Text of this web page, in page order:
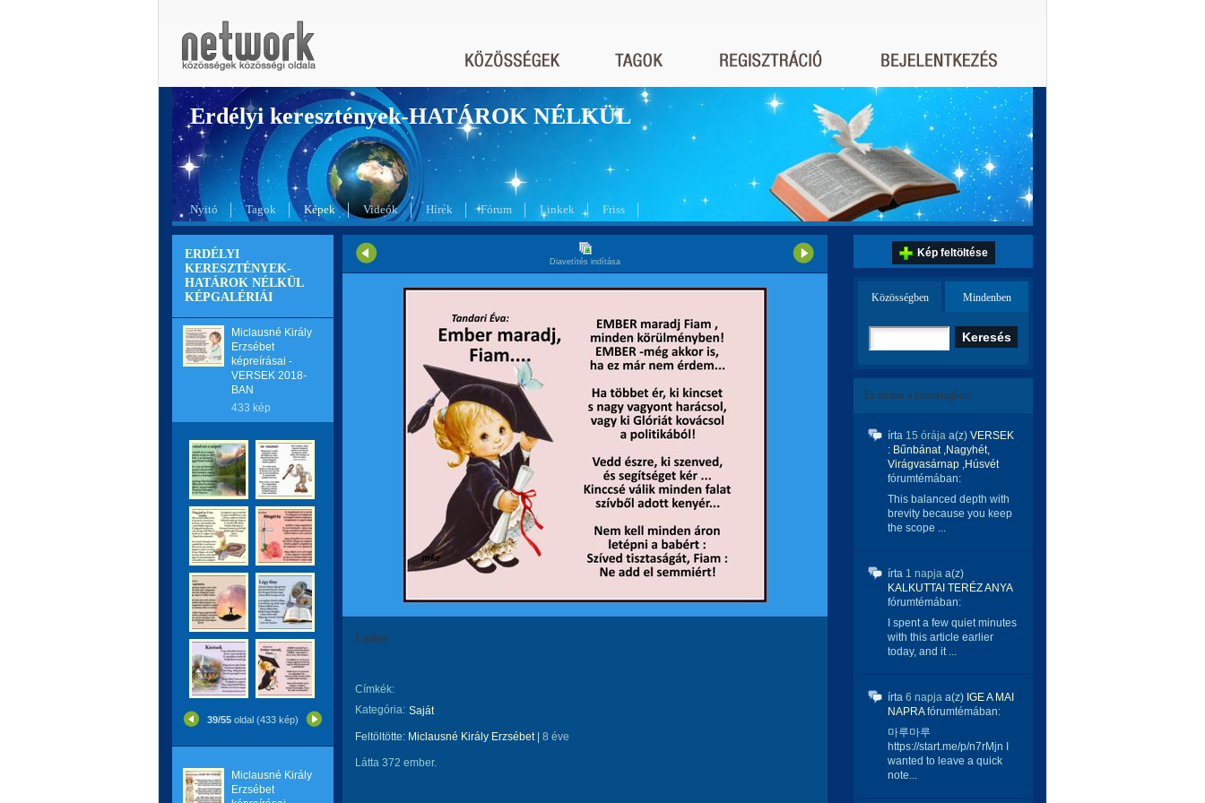
Erdélyi keresztények-HATÁROK NÉLKÜL
Nyitó Tagok Képek Videók Hírek Fórum Linkek Friss
ERDÉLYI
KERESZTÉNYEK-
HATÁROK NÉLKÜL
KÉPGALÉRIÁI
Miclausné Király
Erzsébet
képreírásai -
VERSEK 2018-
BAN
433 kép
39/55 oldal (433 kép)
Miclausné Király
Erzsébet
Diavetítés indítása
Ember
Címkék:
Kategória: Saját
Feltöltötte: Miclausné Király Erzsébet| 8 éve
Látta 372 ember.
Kép feltöltése
Közösségben Mindenben
Ez történt a közösségben:
írta 15 órája a(z) VERSEK
: Bűnbánat ,Nagyhét,
Virágvasárnap ,Húsvét
fórumtémában:
This balanced depth with
brevity because you keep
the scope ...
írta 1 napja a(z)
KALKUTTAI TERÉZ ANYA
fórumtémában:
I spent a few quiet minutes
with this article earlier
today, and it ...
írta 6 napja a(z) IGE A MAI
NAPRAfórumtémában:
마루마루
https://start.me/p/n7rMjn I
wanted to leave a quick
note...